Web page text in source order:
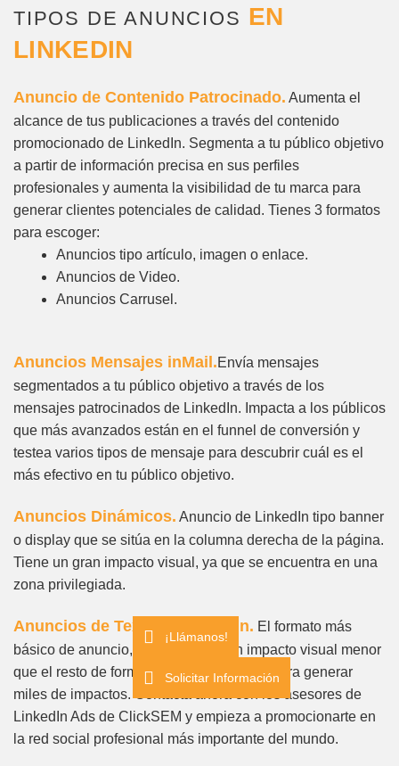
TIPOS DE ANUNCIOS EN
LINKEDIN
Anuncio de Contenido Patrocinado. Aumenta el
alcance de tus publicaciones a través del contenido
promocionado de LinkedIn. Segmenta a tu público objetivo
a partir de información precisa en sus perfiles
profesionales y aumenta la visibilidad de tu marca para
generar clientes potenciales de calidad. Tienes 3 formatos
para escoger:
Anuncios tipo artículo, imagen o enlace.
Anuncios de Video.
Anuncios Carrusel.
Anuncios Mensajes inMail.Envía mensajes
segmentados a tu público objetivo a través de los
mensajes patrocinados de LinkedIn. Impacta a los públicos
que más avanzados están en el funnel de conversión y
testea varios tipos de mensaje para descubrir cuál es el
más efectivo en tu público objetivo.
Anuncios Dinámicos. Anuncio de LinkedIn tipo banner
o display que se sitúa en la columna derecha de la página.
Tiene un gran impacto visual, ya que se encuentra en una
zona privilegiada.
Anuncios de Texto en Linkedin. El formato más
básico de anuncio, discreto y con un impacto visual menor
que el resto de formatos, pero muy útiles para generar
miles de impactos.
Contacta ahora con los asesores de
LinkedIn Ads de ClickSEM y empieza a promocionarte en
la red social profesional más importante del mundo.
¡Llámanos!
Solicitar Información